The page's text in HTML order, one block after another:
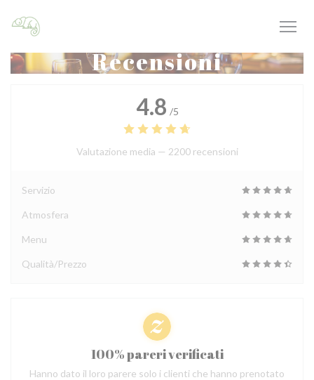
Recensioni
4.8 /5
Valutazione media — 2200 recensioni
Servizio
Atmosfera
Menu
Qualità/Prezzo
100% pareri verificati
Hanno dato il loro parere solo i clienti che hanno prenotato